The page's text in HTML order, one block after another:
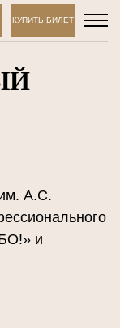
КУПИТЬ БИЛЕТ
А.С.
и